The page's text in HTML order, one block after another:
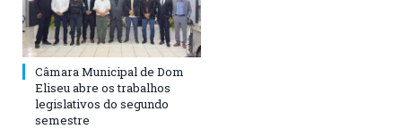
Câmara Municipal de Dom
Eliseu abre os trabalhos
legislativos do segundo
semestre